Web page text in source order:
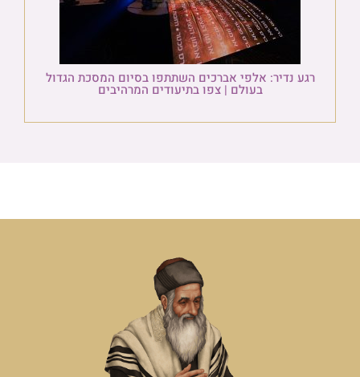
רגע נדיר: אלפי אברכים השתתפו בסיום המסכת הגדול
בעולם | צפו בתיעודים המרהיבים